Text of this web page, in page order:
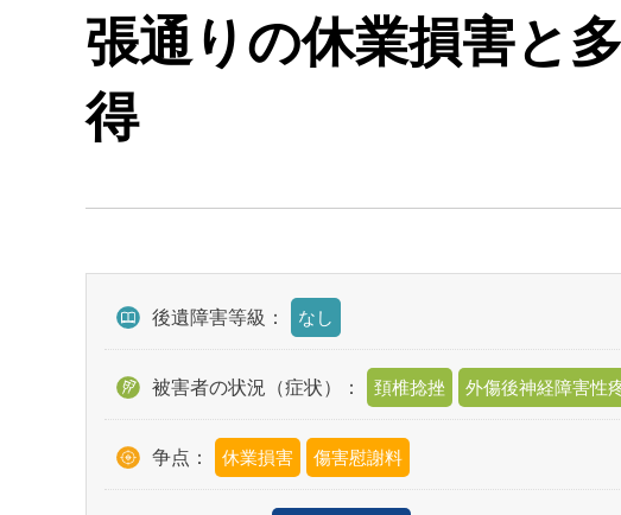
張通りの休業損害と
得
後遺障害等級： なし
被害者の状況（症状）： 頚椎捻挫 外傷後神経障害性
争点： 休業損害 傷害慰謝料